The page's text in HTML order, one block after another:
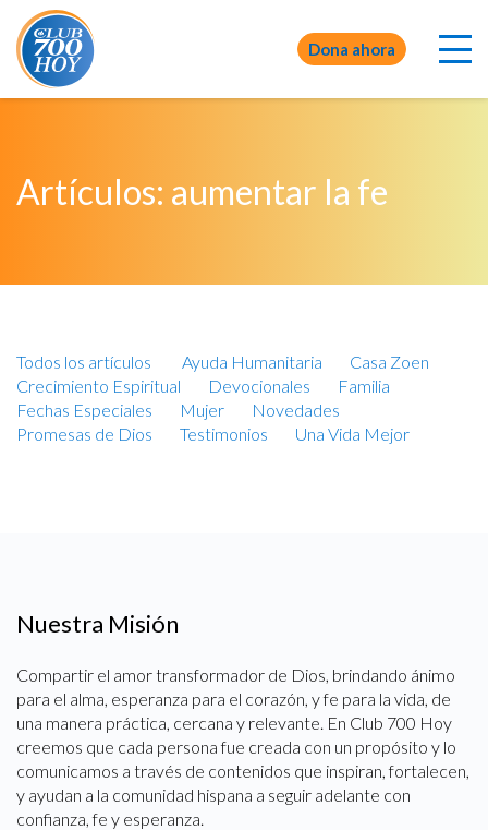
Dona ahora
Artículos: aumentar la fe
Todos los artículos Ayuda Humanitaria
Casa Zoen
Crecimiento Espiritual
Devocionales
Familia
Fechas Especiales
Mujer
Novedades
Promesas de Dios
Testimonios Una Vida Mejor
Nuestra Misión
Compartir el amor transformador de Dios, brindando ánimo
para el alma, esperanza para el corazón, y fe para la vida, de
una manera práctica, cercana y relevante. En Club 700 Hoy
creemos que cada persona fue creada con un propósito y lo
comunicamos a través de contenidos que inspiran, fortalecen,
y ayudan a la comunidad hispana a seguir adelante con
confianza, fe y esperanza.